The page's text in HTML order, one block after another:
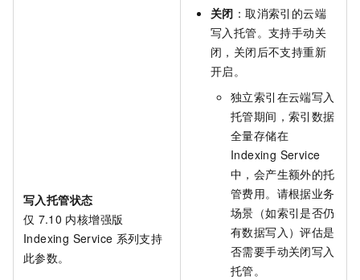
写入托管状态
仅 7.10 内核增强版
Indexing Service 系列支持
此参数。
关闭 ：取消索引的云端
写入托管。支持手动关
闭，关闭后不支持重新
开启。
独立索引在云端写入
托管期间，索引数据
全量存储在
Indexing Service
中，会产生额外的托
管费用。请根据业务
场景（如索引是否仍
有数据写入）评估是
否需要手动关闭写入
托管。